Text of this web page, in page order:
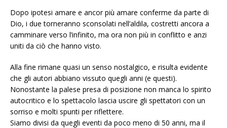
Dopo ipotesi amare e ancor più amare conferme da parte di
Dio, i due torneranno sconsolati nell’aldila, costretti ancora a
camminare verso l’infinito, ma ora non più in conflitto e anzi
uniti da ciò che hanno visto.
Alla fine rimane quasi un senso nostalgico, e risulta evidente
che gli autori abbiano vissuto quegli anni (e questi).
Nonostante la palese presa di posizione non manca lo spirito
autocritico e lo spettacolo lascia uscire gli spettatori con un
sorriso e molti spunti per riflettere.
Siamo divisi da quegli eventi da poco meno di 50 anni, ma il